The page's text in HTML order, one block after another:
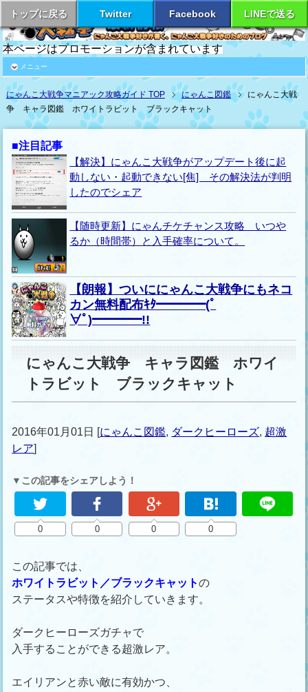
トップに戻る Twitter Facebook LINEで送る
本ページはプロモーションが含まれています
メニュー
にゃんこ大戦争マニアック攻略ガイド TOP にゃんこ図鑑
にゃんこ大戦
争 キャラ図鑑 ホワイトラビット ブラックキャット
■注目記事
【解決】にゃんこ大戦争がアップデート後に起
動しない・起動できない[焦] その解決法が判明
したのでシェア
【随時更新】にゃんチケチャンス攻略 いつや
るか（時間帯）と入手確率について。
【朗報】ついににゃんこ大戦争にもネコ
カン無料配布ｷﾀ━━━━(ﾟ
∀ﾟ)━━━━!!
にゃんこ大戦争 キャラ図鑑 ホワイ
トラビット ブラックキャット
2016年01月01日 [にゃんこ図鑑, ダークヒーローズ, 超激
レア]
▼この記事をシェアしよう！
0 0 0 0
この記事では、
ホワイトラビット／ブラックキャットの
ステータスや特徴を紹介していきます。
ダークヒーローズガチャで
入手することができる超激レア。
エイリアンと赤い敵に有効かつ、